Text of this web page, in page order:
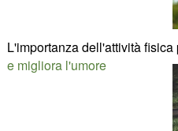
L'importanza dell'attività fisica
e migliora l'umore